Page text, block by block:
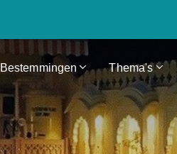
Bestemmingen Thema's